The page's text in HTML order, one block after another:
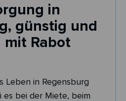
in
günstig und
mit Rabot
Leben in Regensburg
es bei der Miete, beim